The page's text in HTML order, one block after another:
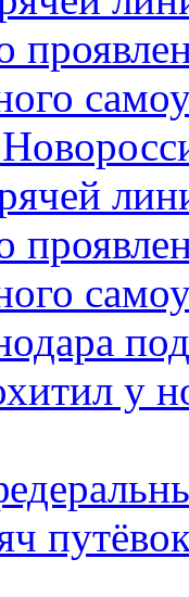
у